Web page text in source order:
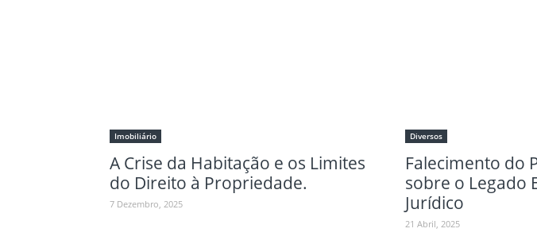
Imobiliário
A Crise da Habitação e os Limites
do Direito à Propriedade.
7 Dezembro, 2025
Diversos
Falecimento do
sobre o Legado
Jurídico
21 Abril, 2025